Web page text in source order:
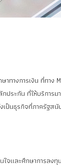
ทางการเงิน ที่ทาง
ประกัน ที่ให้บริการม
เป็นธุรกิจที่ภาครัฐส
ใจและศึกษาการลงทุ